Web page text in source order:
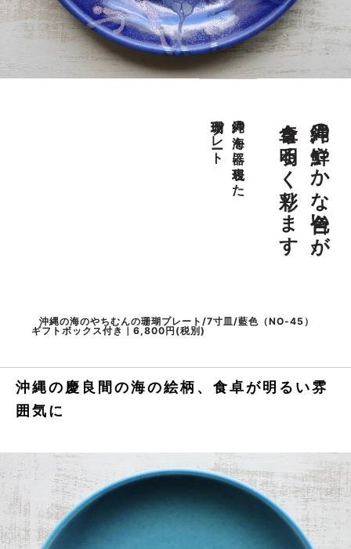
沖縄の鮮やかな色合いが、
食卓を明るく彩ります
沖縄の海を器に表現した
珊瑚プレート
沖縄の海のやちむんの珊瑚プレート/7寸皿/藍色（NO-45）
ギフトボックス付き｜6,800円(税別)
沖縄の慶良間の海の絵柄、食卓が明るい雰
囲気に